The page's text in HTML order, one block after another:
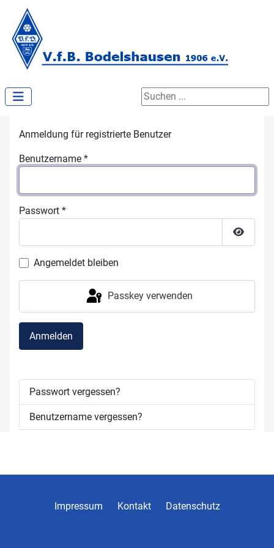
Suchen ...
Anmeldung für registrierte Benutzer
Benutzername *
Passwort *
Angemeldet bleiben
Passkey verwenden
Anmelden
Passwort vergessen?
Benutzername vergessen?
Impressum Kontakt Datenschutz